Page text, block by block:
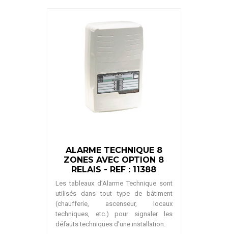
ALARME TECHNIQUE 8
ZONES AVEC OPTION 8
RELAIS - REF : 11388
Les tableaux d’Alarme Technique sont
utilisés dans tout type de bâtiment
(chaufferie, ascenseur, locaux
techniques, etc.) pour signaler les
défauts techniques d’une installation.